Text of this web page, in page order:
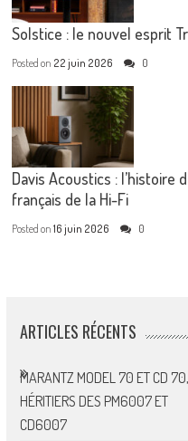
Solstice : le nouvel esprit
Posted on 22 juin 2026 0
Davis Acoustics : l’histoire
français de la Hi-Fi
Posted on16 juin 2026 0
ARTICLES RÉCENTS
MARANTZ MODEL 70 ET CD 70,
HÉRITIERS DES PM6007 ET
CD6007